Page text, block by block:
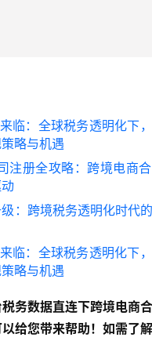
临：全球税务透明化下
略与机遇
注册全攻略：跨境电商
：跨境税务透明化时代
临：全球税务透明化下
略与机遇
务数据直连下跨境电商
以给您带来帮助！如需了